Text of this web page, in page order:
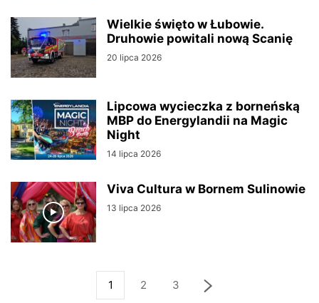
Wielkie święto w Łubowie.
Druhowie powitali nową Scanię
20 lipca 2026
Lipcowa wycieczka z borneńską
MBP do Energylandii na Magic
Night
14 lipca 2026
Viva Cultura w Bornem Sulinowie
13 lipca 2026
1 2 3